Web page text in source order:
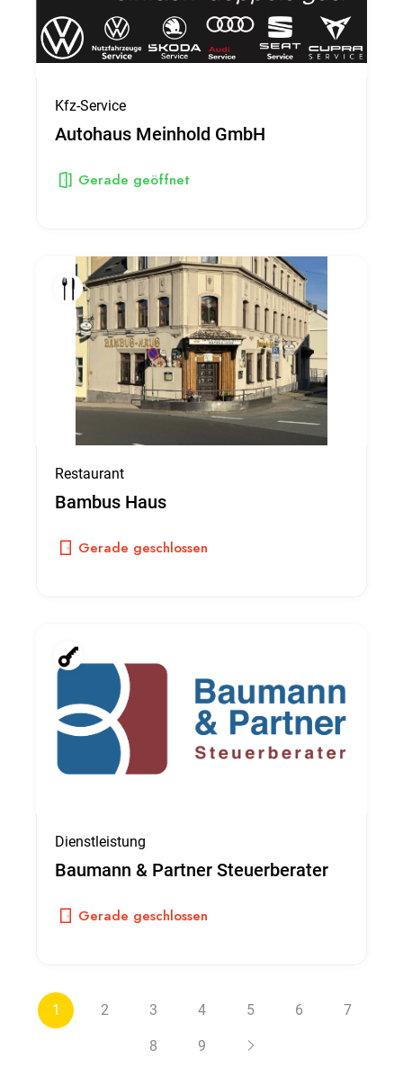
Kfz-Service
Autohaus Meinhold GmbH
Gerade geöffnet
Restaurant
Bambus Haus
Gerade geschlossen
Dienstleistung
Baumann & Partner Steuerberater
Gerade geschlossen
1 2 3 4 5 6 7
8 9